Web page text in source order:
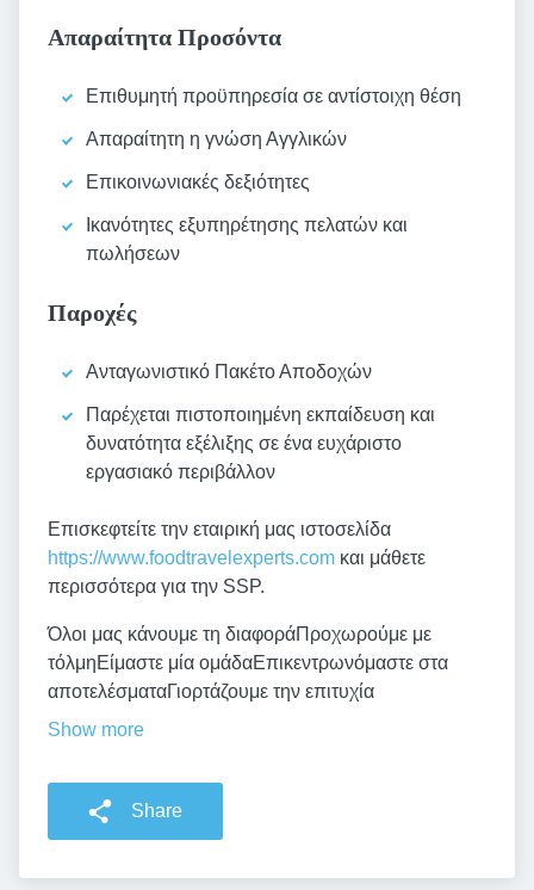
Απαραίτητα Προσόντα
Επιθυμητή προϋπηρεσία σε αντίστοιχη θέση
Απαραίτητη η γνώση Αγγλικών
Επικοινωνιακές δεξιότητες
Ικανότητες εξυπηρέτησης πελατών και
πωλήσεων
Παροχές
Ανταγωνιστικό Πακέτο Αποδοχών
Παρέχεται πιστοποιημένη εκπαίδευση και
δυνατότητα εξέλιξης σε ένα ευχάριστο
εργασιακό περιβάλλον
Επισκεφτείτε την εταιρική μας ιστοσελίδα
https://www.foodtravelexperts.com και μάθετε
περισσότερα για την SSP.
Όλοι μας κάνουμε τη διαφοράΠροχωρούμε με
τόλμηΕίμαστε μία ομάδαΕπικεντρωνόμαστε στα
αποτελέσματαΓιορτάζουμε την επιτυχία
Show more
Share